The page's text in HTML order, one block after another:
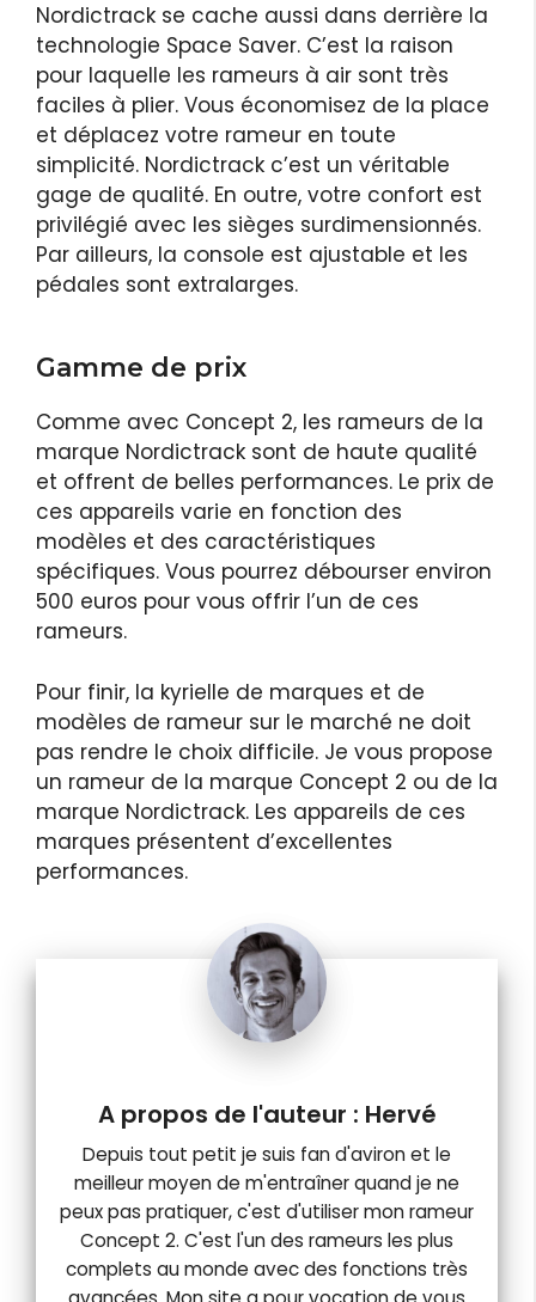
Nordictrack se cache aussi dans derrière la
technologie Space Saver. C’est la raison
pour laquelle les rameurs à air sont très
faciles à plier. Vous économisez de la place
et déplacez votre rameur en toute
simplicité. Nordictrack c’est un véritable
gage de qualité. En outre, votre confort est
privilégié avec les sièges surdimensionnés.
Par ailleurs, la console est ajustable et les
pédales sont extralarges.
Gamme de prix
Comme avec Concept 2, les rameurs de la
marque Nordictrack sont de haute qualité
et offrent de belles performances. Le prix de
ces appareils varie en fonction des
modèles et des caractéristiques
spécifiques. Vous pourrez débourser environ
500 euros pour vous offrir l’un de ces
rameurs.
Pour finir, la kyrielle de marques et de
modèles de rameur sur le marché ne doit
pas rendre le choix difficile. Je vous propose
un rameur de la marque Concept 2 ou de la
marque Nordictrack. Les appareils de ces
marques présentent d’excellentes
performances.
Hervé
Depuis tout petit je suis fan d'aviron et le
meilleur moyen de m'entraîner quand je ne
peux pas pratiquer, c'est d'utiliser mon rameur
Concept 2. C'est l'un des rameurs les plus
complets au monde avec des fonctions très